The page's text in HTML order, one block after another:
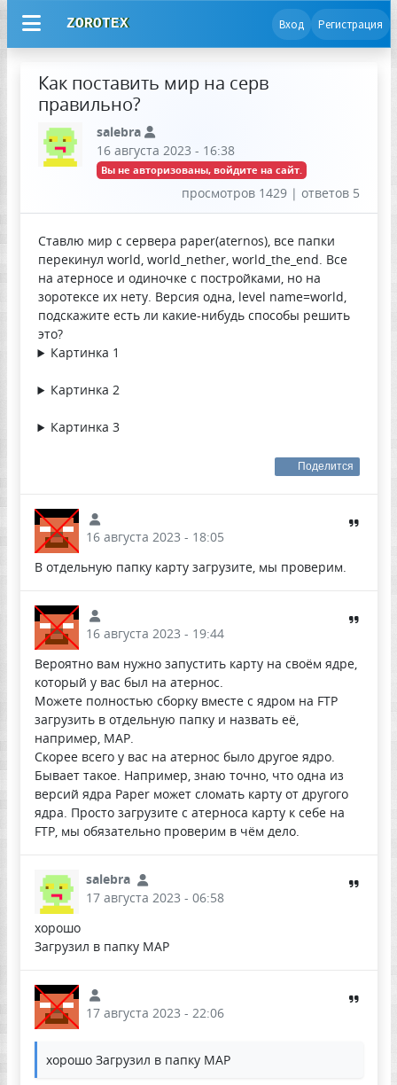
ZOROTEX Вход Регистрация
Как поставить мир на серв
правильно?
salebra
16 августа 2023 - 16:38
Вы не авторизованы, войдите на сайт.
просмотров 1429 | ответов 5
Ставлю мир с сервера paper(aternos), все папки
перекинул world, world_nether, world_the_end. Все
на атерносе и одиночке с постройками, но на
зоротексе их нету. Версия одна, level name=world,
подскажите есть ли какие-нибудь способы решить
это?
Картинка 1
Картинка 2
Картинка 3
Поделится
16 августа 2023 - 18:05
В отдельную папку карту загрузите, мы проверим.
16 августа 2023 - 19:44
Вероятно вам нужно запустить карту на своём ядре,
который у вас был на атернос.
Можете полностью сборку вместе с ядром на FTP
загрузить в отдельную папку и назвать её,
например, MAP.
Скорее всего у вас на атернос было другое ядро.
Бывает такое. Например, знаю точно, что одна из
версий ядра Paper может сломать карту от другого
ядра. Просто загрузите с атерноса карту к себе на
FTP, мы обязательно проверим в чём дело.
salebra
17 августа 2023 - 06:58
хорошо
Загрузил в папку MAP
17 августа 2023 - 22:06
хорошо Загрузил в папку MAP